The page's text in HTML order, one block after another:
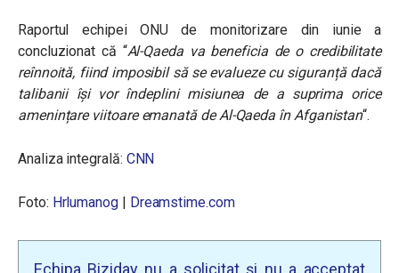
Raportul echipei ONU de monitorizare din iunie a
concluzionat că “Al-Qaedava beneficia de o credibilitate
reînnoită, fiind imposibil să se evalueze cu siguranță dacă
talibanii își vor îndeplini misiunea de a suprima orice
amenințare viitoare emanată de Al-Qaeda în Afganistan“.
Analiza integrală: CNN
Foto: Hrlumanog| Dreamstime.com
Echipa Biziday nu a solicitat și nu a acceptat